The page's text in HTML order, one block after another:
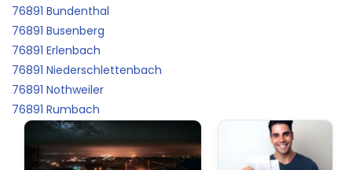
76891 Bundenthal
76891 Busenberg
76891 Erlenbach
76891 Niederschlettenbach
76891 Nothweiler
76891 Rumbach